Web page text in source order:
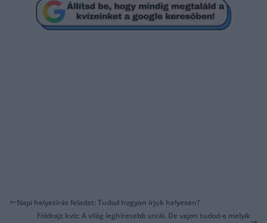
Napi helyesírás feladat: Tudod hogyan írjuk helyesen?
Földrajz kvíz: A világ leghíresebb utcái. De vajon tudod-e melyik